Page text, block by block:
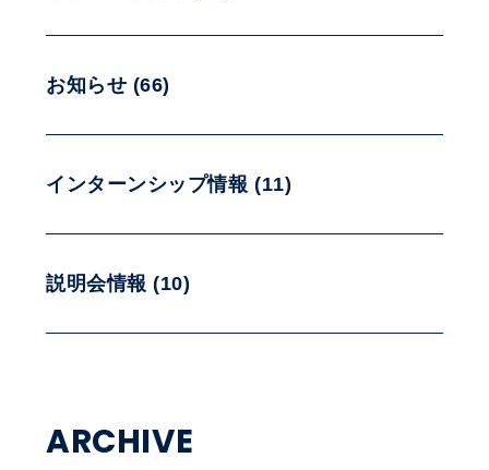
お知らせ (66)
インターンシップ情報 (11)
説明会情報 (10)
ARCHIVE